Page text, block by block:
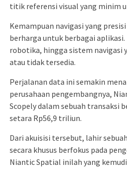
titik referensi visual yang minim
Kemampuan navigasi yang
berharga untuk berbagai
robotika, hingga sistem navigasi
atau tidak tersedia.
Perjalanan data ini semakin
perusahaan pengembangnya,
Scopely dalam sebuah transaksi
setara Rp56,9 triliun.
Dari akuisisi tersebut, lahir
secara khusus berfokus pada
Niantic Spatial inilah yang